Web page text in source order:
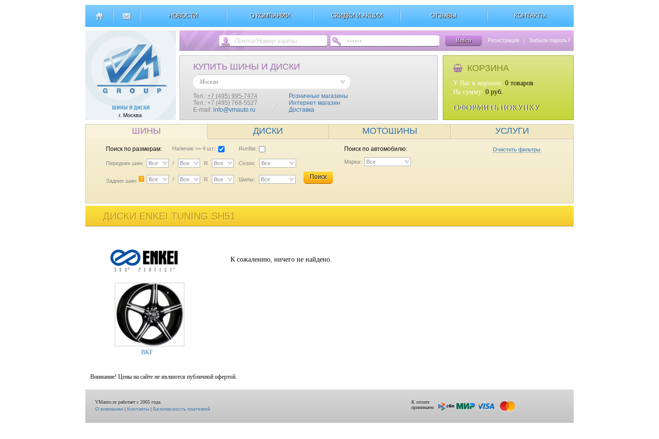
НОВОСТИ О КОМПАНИИ СКИДКИ И АКЦИИ ОТЗЫВЫ КОНТАКТЫ
г. Москва
Войти Регистрация | Забыли пароль?
КУПИТЬ ШИНЫ И ДИСКИ
Москва
Тел.: +7 (495) 995-7474
Тел.: +7 (495) 768-5527
E-mail: info@vmauto.ru
Розничные магазины
Интернет магазин
Доставка
КОРЗИНА
У Вас в корзине: 0 товаров
На сумму: 0 руб.
ОФОРМИТЬ ПОКУПКУ
ШИНЫ ДИСКИ МОТОШИНЫ УСЛУГИ
Поиск по размерам: Наличие >= 4 шт.: Runflat:
Передних шин: Все / Все R Все Сезон: Все
Задних шин: ? Все / Все R Все Шипы: Все Поиск
Поиск по автомобилю: Очистить фильтры
Марка: Все
ДИСКИ ENKEI TUNING SH51
BKF
К сожалению, ничего не найдено.
Внимание! Цены на сайте не являются публичной офертой.
VMauto.ru работает с 2005 года.
О компании|Контакты|Безопасность платежей
К оплате
принимаем: